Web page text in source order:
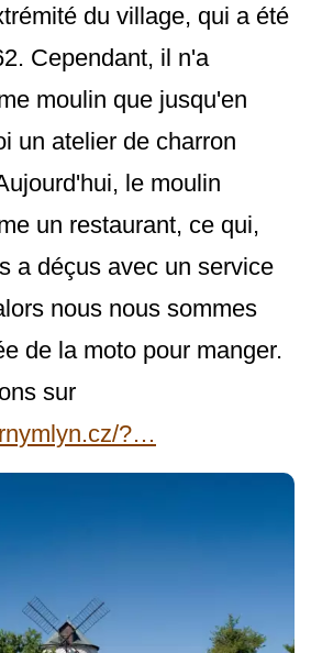
du village, qui a été
Cependant, il n'a
moulin que jusqu'en
un atelier de charron
le moulin
un restaurant, ce qui,
a déçus avec un service
nous nous sommes
de la moto pour manger.
sur
?…